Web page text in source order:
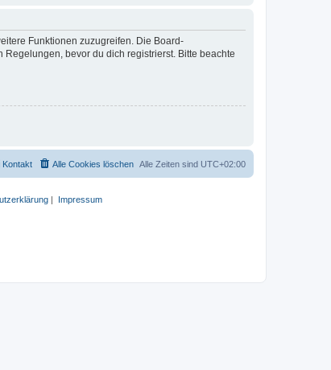
Funktionen zuzugreifen. Die Board-
bevor du dich registrierst. Bitte beachte
Alle Zeiten sind UTC+02:00
Alle Cookies löschen
Kontakt
| Impressum